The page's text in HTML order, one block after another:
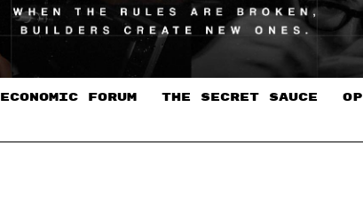
ECONOMIC FORUM THE SECRET SAUCE​